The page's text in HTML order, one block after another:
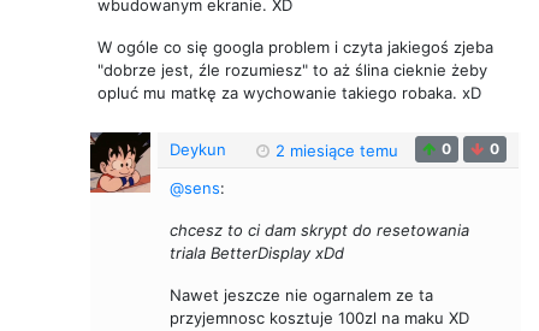
wbudowanym ekranie. XD
W ogóle co się googla problem i czyta jakiegoś zjeba
"dobrze jest, źle rozumiesz" to aż ślina cieknie żeby
opluć mu matkę za wychowanie takiego robaka. xD
Deykun 2 miesiące temu 0 0
@sens:
chcesz to ci dam skrypt do resetowania
triala BetterDisplay xDd
Nawet jeszcze nie ogarnalem ze ta
przyjemnosc kosztuje 100zl na maku XD